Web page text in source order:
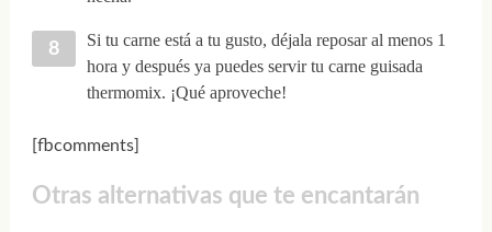
Si tu carne está a tu gusto, déjala reposar al menos 1
hora y después ya puedes servir tu carne guisada
thermomix. ¡Qué aproveche!
[fbcomments]
Otras alternativas que te encantarán